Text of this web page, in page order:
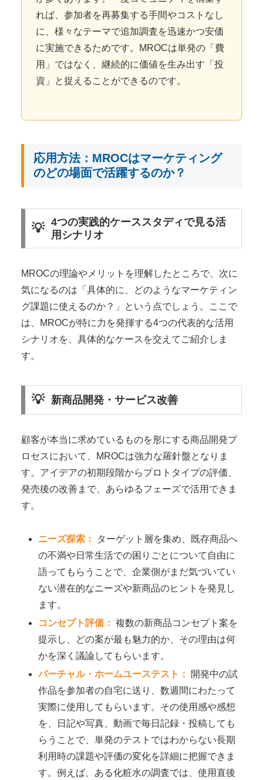
れば、参加者を再募集する手間やコストなし
に、様々なテーマで追加調査を迅速かつ安価
に実施できるためです。MROCは単発の「費
用」ではなく、継続的に価値を生み出す「投
資」と捉えることができるのです。
応用方法：MROCはマーケティング
のどの場面で活躍するのか？
4つの実践的ケーススタディで見る活
用シナリオ
MROCの理論やメリットを理解したところで、次に
気になるのは「具体的に、どのようなマーケティン
グ課題に使えるのか？」という点でしょう。ここで
は、MROCが特に力を発揮する4つの代表的な活用
シナリオを、具体的なケースを交えてご紹介しま
す。
新商品開発・サービス改善
顧客が本当に求めているものを形にする商品開発プ
ロセスにおいて、MROCは強力な羅針盤となりま
す。アイデアの初期段階からプロトタイプの評価、
発売後の改善まで、あらゆるフェーズで活用できま
す。
ニーズ探索：
ターゲット層を集め、既存商品へ
の不満や日常生活での困りごとについて自由に
語ってもらうことで、企業側がまだ気づいてい
ない潜在的なニーズや新商品のヒントを発見し
ます。
コンセプト評価： 複数の新商品コンセプト案を
提示し、どの案が最も魅力的か、その理由は何
かを深く議論してもらいます。
バーチャル・ホームユーステスト：
開発中の試
作品を参加者の自宅に送り、数週間にわたって
実際に使用してもらいます。その使用感や感想
を、日記や写真、動画で毎日記録・投稿しても
らうことで、単発のテストではわからない長期
利用時の課題や評価の変化を詳細に把握できま
す。例えば、ある化粧水の調査では、使用直後